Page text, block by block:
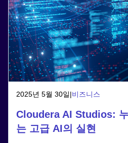
2025년 5월 30일|비즈니스
Cloudera AI Studios:
는 고급 AI의 실현